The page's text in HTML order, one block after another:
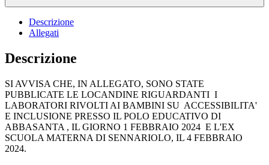
Descrizione
Allegati
Descrizione
SI AVVISA CHE, IN ALLEGATO, SONO STATE
PUBBLICATE LE LOCANDINE RIGUARDANTI I
LABORATORI RIVOLTI AI BAMBINI SU ACCESSIBILITA'
E INCLUSIONE PRESSO IL POLO EDUCATIVO DI
ABBASANTA , IL GIORNO 1 FEBBRAIO 2024 E L'EX
SCUOLA MATERNA DI SENNARIOLO, IL 4 FEBBRAIO
2024.